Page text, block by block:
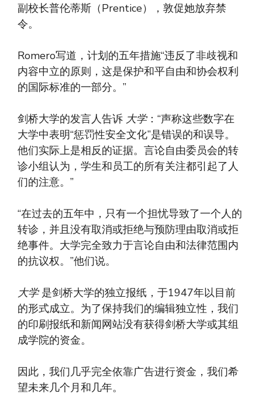
副校长普伦蒂斯（Prentice），敦促她放弃禁
令。
Romero写道，计划的五年措施“违反了非歧视和
内容中立的原则，这是保护和平自由和协会权利
的国际标准的一部分。”
剑桥大学的发言人告诉 大学：“声称这些数字在
大学中表明“惩罚性安全文化”是错误的和误导。
他们实际上是相反的证据。言论自由委员会的转
诊小组认为，学生和员工的所有关注都引起了人
们的注意。”
“在过去的五年中，只有一个担忧导致了一个人的
转诊，并且没有取消或拒绝与预防理由取消或拒
绝事件。大学完全致力于言论自由和法律范围内
的抗议权。”他们说。
大学是剑桥大学的独立报纸，于1947年以目前
的形式成立。为了保持我们的编辑独立性，我们
的印刷报纸和新闻网站没有获得剑桥大学或其组
成学院的资金。
因此，我们几乎完全依靠广告进行资金，我们希
望未来几个月和几年。